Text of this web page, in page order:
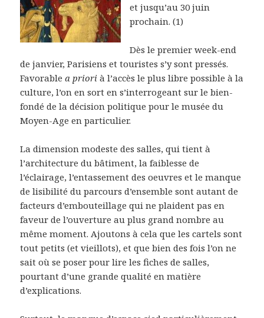
et jusqu’au 30 juin
prochain. (1)
Dès le premier week-end
de janvier, Parisiens et touristes s’y sont pressés.
Favorablea priori à l’accès le plus libre possible à la
culture, l’on en sort en s’interrogeant sur le bien-
fondé de la décision politique pour le musée du
Moyen-Age en particulier.
La dimension modeste des salles, qui tient à
l’architecture du bâtiment, la faiblesse de
l’éclairage, l’entassement des oeuvres et le manque
de lisibilité du parcours d’ensemble sont autant de
facteurs d’embouteillage qui ne plaident pas en
faveur de l’ouverture au plus grand nombre au
même moment. Ajoutons à cela que les cartels sont
tout petits (et vieillots), et que bien des fois l’on ne
sait où se poser pour lire les fiches de salles,
pourtant d’une grande qualité en matière
d’explications.